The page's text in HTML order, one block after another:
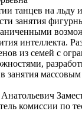
танцев на льду
занятия
интеллекта.
из семей с
занятия
комиссии по